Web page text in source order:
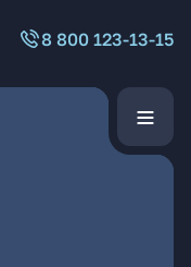
8 800 123-13-15